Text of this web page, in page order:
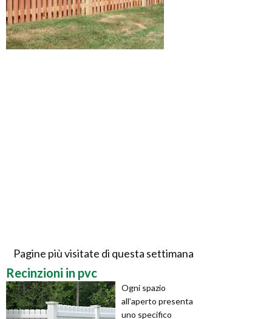
Pagine più visitate di questa settimana
Recinzioni in pvc
Ogni spazio
all’aperto presenta
uno specifico